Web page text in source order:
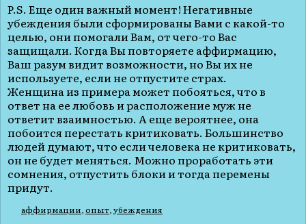
P.S. Еще один важный момент! Негативные
убеждения были сформированы Вами с какой-то
целью, они помогали Вам, от чего-то Вас
защищали. Когда Вы повторяете аффирмацию,
Ваш разум видит возможности, но Вы их не
используете, если не отпустите страх.
Женщина из примера может побояться, что в
ответ на ее любовь и расположение муж не
ответит взаимностью. А еще вероятнее, она
побоится перестать критиковать. Большинство
людей думают, что если человека не критиковать,
он не будет меняться. Можно проработать эти
сомнения, отпустить блоки и тогда перемены
придут.
аффирмации,опыт,убеждения